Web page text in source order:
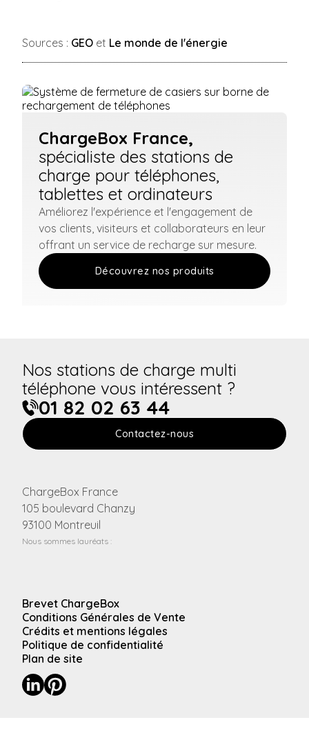
Sources : GEO et Le monde de l'énergie
ChargeBox France,
spécialiste des stations de
charge pour téléphones,
tablettes et ordinateurs
Améliorez l'expérience et l'engagement de
vos clients, visiteurs et collaborateurs en leur
offrant un service de recharge sur mesure.
Découvrez nos produits
Nos stations de charge multi
téléphone vous intéressent ?
01 82 02 63 44
Contactez-nous
ChargeBox France
105 boulevard Chanzy
93100 Montreuil
Nous sommes lauréats :
Brevet ChargeBox
Conditions Générales de Vente
Crédits et mentions légales
Politique de confidentialité
Plan de site